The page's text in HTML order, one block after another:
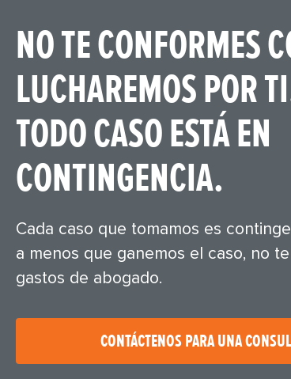
NO TE CONFORMES
LUCHAREMOS POR
TODO CASO ESTÁ EN
CONTINGENCIA.
Cada caso que tomamos es
a menos que ganemos el caso, no
gastos de abogado.
CONTÁCTENOS PARA UNA